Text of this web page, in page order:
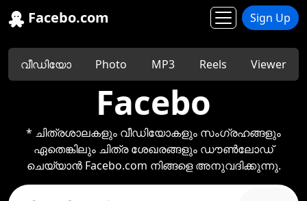
Facebo.com Sign Up
വീഡിയോ Photo MP3 Reels Viewer
Facebo
* ചിത്രശാലകളും വീഡിയോകളും സംഗ്രഹങ്ങളും
ഏതെങ്കിലും ചിത്ര ശേഖരങ്ങളും ഡൗൺലോഡ്‌
ചെയ്യാൻ Facebo.com നിങ്ങളെ അനുവദിക്കുന്നു.